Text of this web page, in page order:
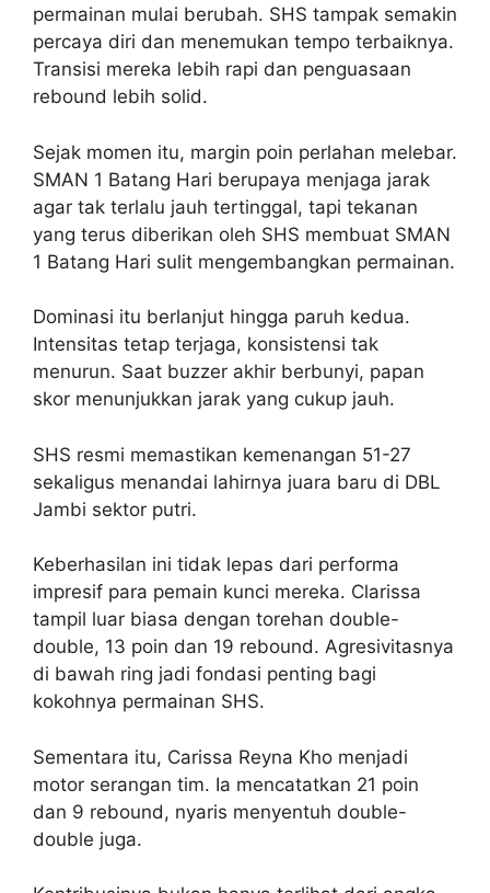
permainan mulai berubah. SHS tampak semakin
percaya diri dan menemukan tempo terbaiknya.
Transisi mereka lebih rapi dan penguasaan
rebound lebih solid.
Sejak momen itu, margin poin perlahan melebar.
SMAN 1 Batang Hari berupaya menjaga jarak
agar tak terlalu jauh tertinggal, tapi tekanan
yang terus diberikan oleh SHS membuat SMAN
1 Batang Hari sulit mengembangkan permainan.
Dominasi itu berlanjut hingga paruh kedua.
Intensitas tetap terjaga, konsistensi tak
menurun. Saat buzzer akhir berbunyi, papan
skor menunjukkan jarak yang cukup jauh.
SHS resmi memastikan kemenangan 51-27
sekaligus menandai lahirnya juara baru di DBL
Jambi sektor putri.
Keberhasilan ini tidak lepas dari performa
impresif para pemain kunci mereka. Clarissa
tampil luar biasa dengan torehan double-
double, 13 poin dan 19 rebound. Agresivitasnya
di bawah ring jadi fondasi penting bagi
kokohnya permainan SHS.
Sementara itu, Carissa Reyna Kho menjadi
motor serangan tim. Ia mencatatkan 21 poin
dan 9 rebound, nyaris menyentuh double-
double juga.